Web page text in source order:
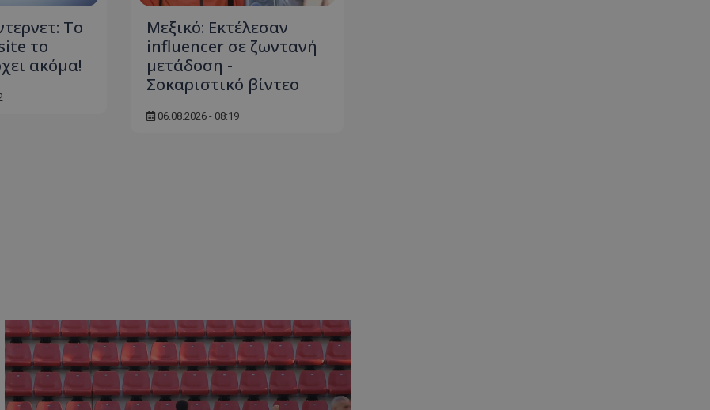
Το
το
ακόμα!
Μεξικό: Εκτέλεσαν
influencer σε ζωντανή
μετάδοση -
Σοκαριστικό βίντεο
06.08.2026 - 08:19